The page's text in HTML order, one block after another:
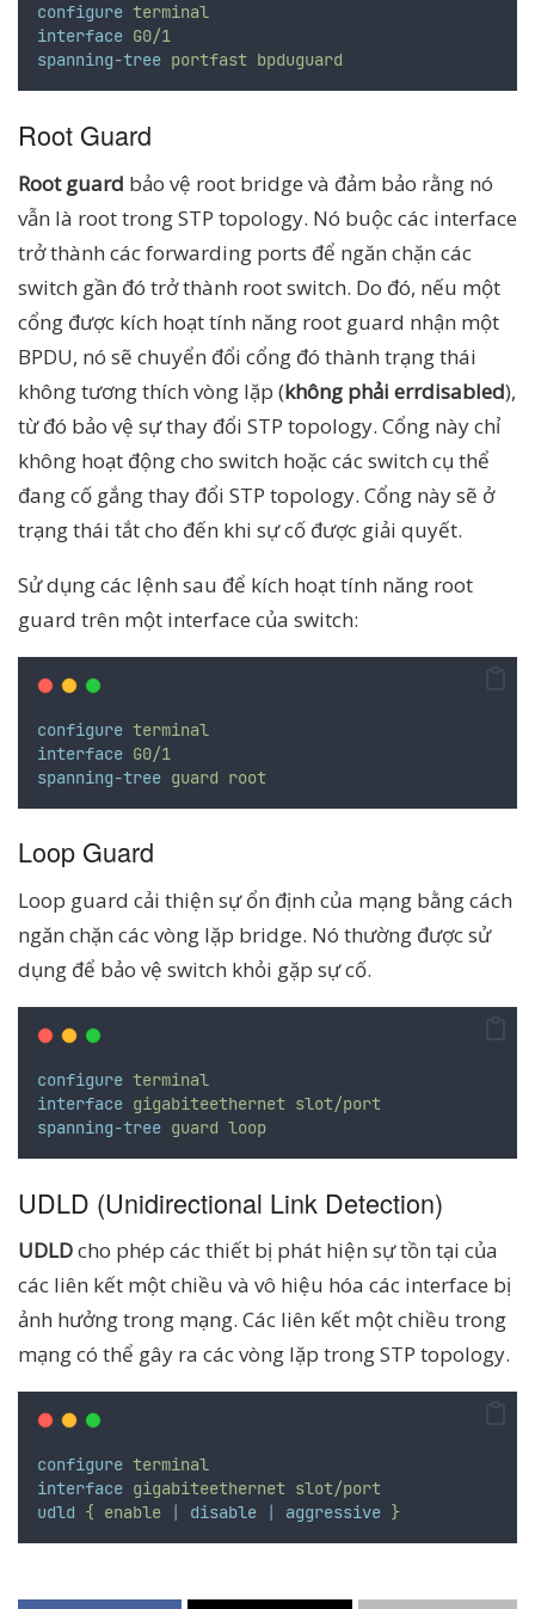
configure terminal
interface G0/1
spanning-tree portfast bpduguard
Root Guard
Root guard bảo vệ root bridge và đảm bảo rằng nó
vẫn là root trong STP topology. Nó buộc các interface
trở thành các forwarding ports để ngăn chặn các
switch gần đó trở thành root switch. Do đó, nếu một
cổng được kích hoạt tính năng root guard nhận một
BPDU, nó sẽ chuyển đổi cổng đó thành trạng thái
không tương thích vòng lặp (không phải errdisabled),
từ đó bảo vệ sự thay đổi STP topology. Cổng này chỉ
không hoạt động cho switch hoặc các switch cụ thể
đang cố gắng thay đổi STP topology. Cổng này sẽ ở
trạng thái tắt cho đến khi sự cố được giải quyết.
Sử dụng các lệnh sau để kích hoạt tính năng root
guard trên một interface của switch:
configure terminal
interface G0/1
spanning-tree guard root
Loop Guard
Loop guard cải thiện sự ổn định của mạng bằng cách
ngăn chặn các vòng lặp bridge. Nó thường được sử
dụng để bảo vệ switch khỏi gặp sự cố.
configure terminal
interface gigabiteethernet slot/port
spanning-tree guard loop
UDLD (Unidirectional Link Detection)
UDLDcho phép các thiết bị phát hiện sự tồn tại của
các liên kết một chiều và vô hiệu hóa các interface bị
ảnh hưởng trong mạng. Các liên kết một chiều trong
mạng có thể gây ra các vòng lặp trong STP topology.
configure terminal
interface gigabiteethernet slot/port
udld { enable disable aggressive }